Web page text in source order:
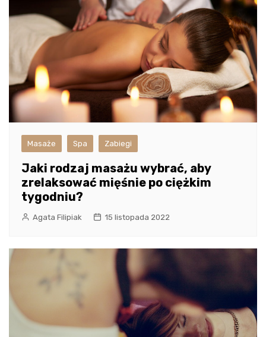
Masaże Spa Zabiegi
Jaki rodzaj masażu wybrać, aby
zrelaksować mięśnie po ciężkim
tygodniu?
Agata Filipiak 15 listopada 2022